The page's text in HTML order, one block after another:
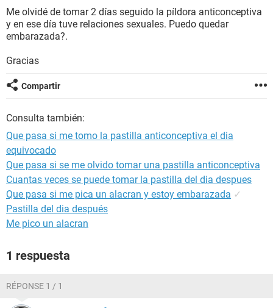
SEXUALIDAD
GLOSARIO
Me olvidé de tomar 2 días seguido la píldora anticonceptiva
y en ese día tuve relaciones sexuales. Puedo quedar
embarazada?.
Gracias
Compartir
Consulta también:
Que pasa si me tomo la pastilla anticonceptiva el dia
equivocado
Que pasa si se me olvido tomar una pastilla anticonceptiva
Cuantas veces se puede tomar la pastilla del dia despues
Que pasa si me pica un alacran y estoy embarazada ✓
Pastilla del dia después
Me pico un alacran
1 respuesta
RÉPONSE 1 / 1